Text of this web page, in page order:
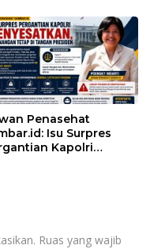
Penasehat
Isu Surpres
Kapolri
Ruas yang wajib